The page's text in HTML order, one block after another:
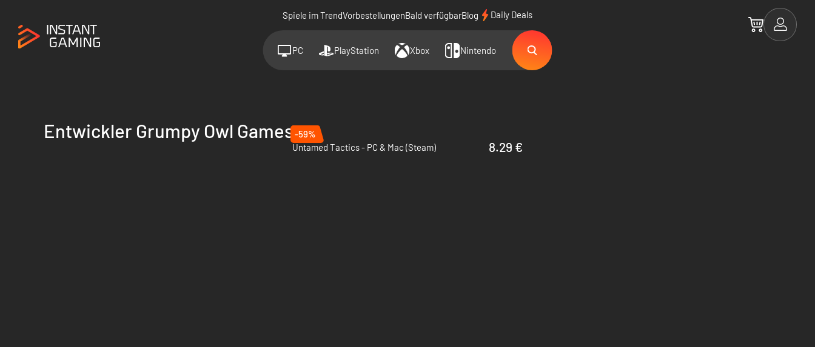
Spiele im TrendVorbestellungenBald verfügbarBlog Daily Deals
PC PlayStation Xbox Nintendo
Entwickler Grumpy Owl Games-59%
Untamed Tactics - PC & Mac (Steam)
8.29 €